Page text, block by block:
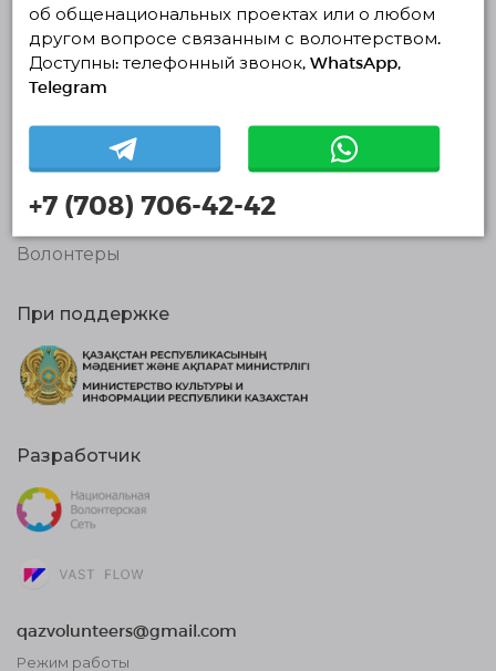
Контакты
О нас
Проекты
Отчеты
Организации
Новости
Волонтеры
При поддержке
Разработчик
qazvolunteers@gmail.com
Режим работы
об общенациональных проектах или о любом
другом вопросе связанным с волонтерством.
Доступны: телефонный звонок, WhatsApp,
Telegram
+7 (708) 706-42-42